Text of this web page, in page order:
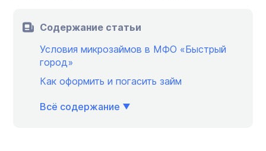
Содержание статьи
Условия микрозаймов в МФО «Быстрый
город»
Как оформить и погасить займ
Всё содержание